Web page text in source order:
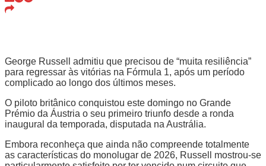
George Russell admitiu que precisou de “muita resiliência”
para regressar às vitórias na Fórmula 1, após um período
complicado ao longo dos últimos meses.
O piloto britânico conquistou este domingo no Grande
Prémio da Áustria o seu primeiro triunfo desde a ronda
inaugural da temporada, disputada na Austrália.
Embora reconheça que ainda não compreende totalmente
as características do monolugar de 2026, Russell mostrou-se